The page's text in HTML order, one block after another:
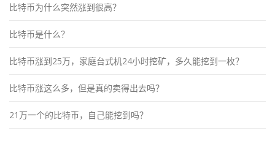
比特币为什么突然涨到很高？
比特币是什么？
比特币涨到25万，家庭台式机24小时挖矿，多久能挖到一枚？
比特币涨这么多，但是真的卖得出去吗？
21万一个的比特币，自己能挖到吗？